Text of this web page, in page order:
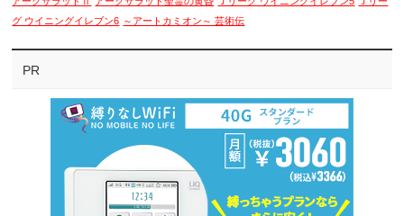
グ ウイニングイレブン6 ～アートカミオン～ 芸術伝
PR